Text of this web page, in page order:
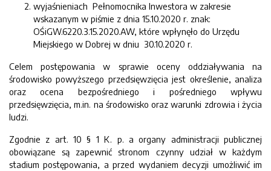
wyjaśnieniach Pełnomocnika Inwestora w zakresie
wskazanym w piśmie z dnia 15.10.2020 r. znak:
OŚiGW.6220.3.15.2020.AW, które wpłynęło do Urzędu
Miejskiego w Dobrej w dniu 30.10.2020 r.
Celem postępowania w sprawie oceny oddziaływania na
środowisko powyższego przedsięwzięcia jest określenie, analiza
oraz ocena bezpośredniego i pośredniego wpływu
przedsięwzięcia, m.in. na środowisko oraz warunki zdrowia i życia
ludzi.
Zgodnie z art. 10 § 1 K. p. a organy administracji publicznej
obowiązane są zapewnić stronom czynny udział w każdym
stadium postępowania, a przed wydaniem decyzji umożliwić im